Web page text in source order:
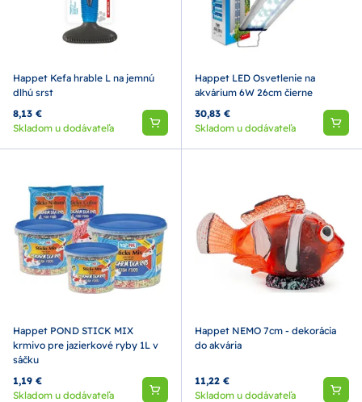
Happet Kefa hrable L na jemnú
dlhú srst
8,13 €
Skladom u dodávateľa
Happet LED Osvetlenie na
akvárium 6W 26cm čierne
30,83 €
Skladom u dodávateľa
Happet POND STICK MIX
krmivo pre jazierkové ryby 1L v
sáčku
1,19 €
Skladom u dodávateľa
Happet NEMO 7cm - dekorácia
do akvária
11,22 €
Skladom u dodávateľa